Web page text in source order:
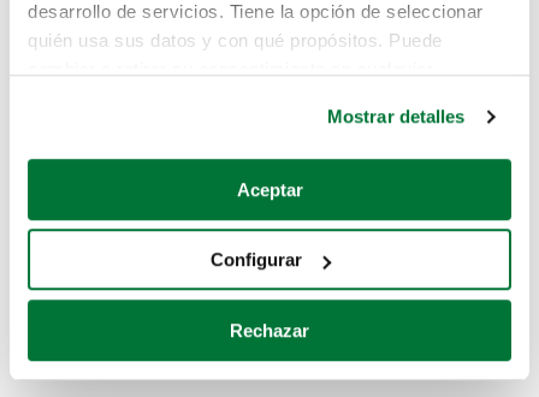
desarrollo de servicios. Tiene la opción de seleccionar
quién usa sus datos y con qué propósitos. Puede
Si lo permite, también quisiéramos:
Recopilar información sobre su ubicación geográfica
Identificar su dispositivo analizándolo activamente
para buscar características específicas (huellas
Obtenga más información sobre cómo se procesan sus
Mostrar detalles
Aceptar
Configurar
Rechazar
Pero puedes encontrar el coche que estás
buscando en alguno de estos enlaces:
Coches de segunda mano
Coches de km0